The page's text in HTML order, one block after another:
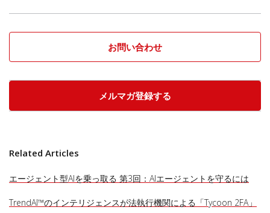
お問い合わせ
メルマガ登録する
Related Articles
エージェント型AIを乗っ取る 第3回：AIエージェントを守るには
TrendAI™のインテリジェンスが法執行機関による「Tycoon 2FA」